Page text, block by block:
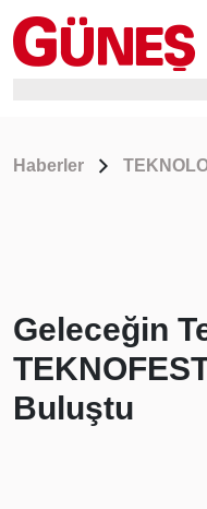
Haberler
Geleceğin
Buluştu